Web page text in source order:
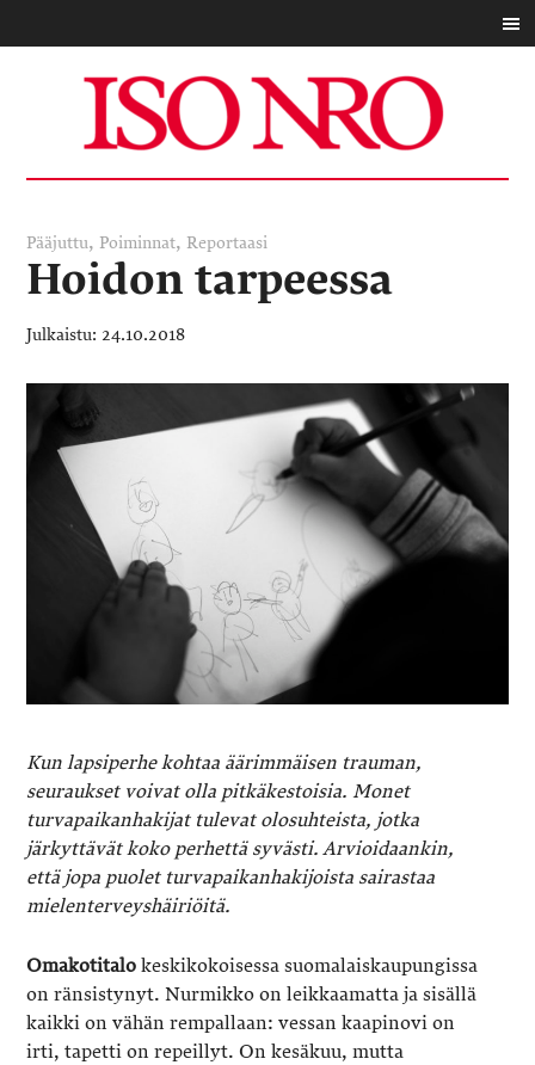
Pääjuttu, Poiminnat, Reportaasi
Hoidon tarpeessa
24.10.2018
Kun lapsiperhe kohtaa äärimmäisen trauman,
seuraukset voivat olla pitkäkestoisia. Monet
turvapaikanhakijat tulevat olosuhteista, jotka
järkyttävät koko perhettä syvästi. Arvioidaankin,
että jopa puolet turvapaikanhakijoista sairastaa
mielenterveyshäiriöitä.
Omakotitalo keskikokoisessa suomalaiskaupungissa
on ränsistynyt. Nurmikko on leikkaamatta ja sisällä
kaikki on vähän rempallaan: vessan kaapinovi on
irti, tapetti on repeillyt. On kesäkuu, mutta